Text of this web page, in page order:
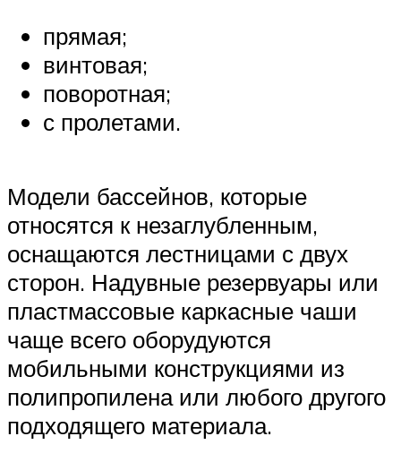
прямая;
винтовая;
поворотная;
с пролетами.
Модели бассейнов, которые
относятся к незаглубленным,
оснащаются лестницами с двух
сторон. Надувные резервуары или
пластмассовые каркасные чаши
чаще всего оборудуются
мобильными конструкциями из
полипропилена или любого другого
подходящего материала.